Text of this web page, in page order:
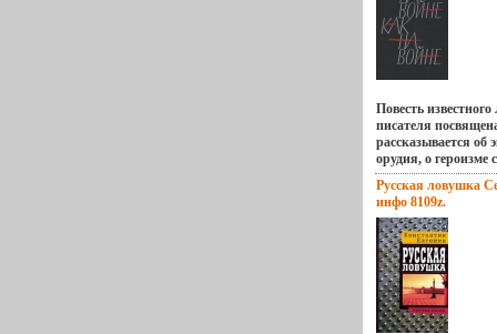
Авторы Н
Формат: 84x108/32
7772z.
Повесть
писателя
рассказывается об
орудия, о героизме
Великой
очень популярна и
одним из лучших
Автор Виктор
году в семье
области
добровольцем на
танковом училище,
боях, был дважды
Ленинградскую
Русская ловушка
инфо 8109z.